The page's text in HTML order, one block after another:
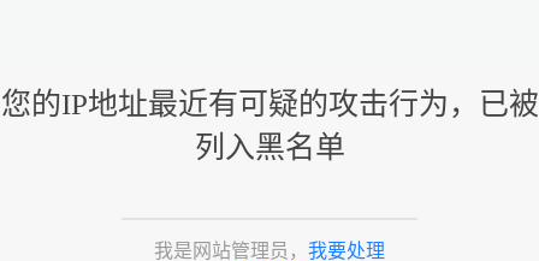
您的IP地址最近有可疑的攻击行为，已被
列入黑名单
我是网站管理员， 我要处理